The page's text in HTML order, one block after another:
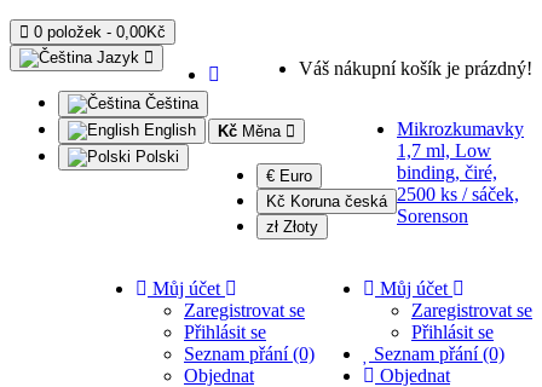
0 položek - 0,00Kč
Váš nákupní košík je prázdný!
Jazyk
Čeština
English
Polski
Kč Měna
€ Euro
Kč Koruna česká
zł Złoty
Můj účet
Zaregistrovat se
Přihlásit se
Seznam přání (0)
Objednat
Můj účet
Zaregistrovat se
Přihlásit se
Seznam přání (0)
Objednat
Mikrozkumavky
1,7 ml, Low
binding, čiré,
2500 ks / sáček,
Sorenson